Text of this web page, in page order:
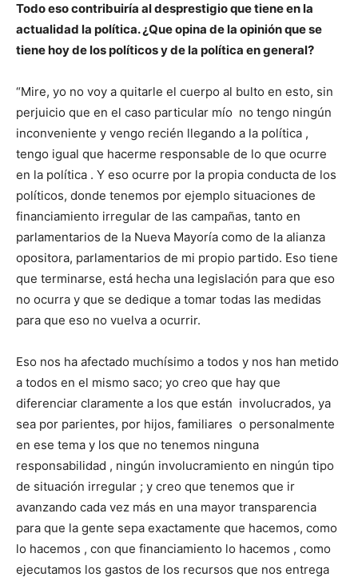
Todo eso contribuiría al desprestigio que tiene en la
actualidad la política. ¿Que opina de la opinión que se
tiene hoy de los políticos y de la política en general?
“Mire, yo no voy a quitarle el cuerpo al bulto en esto, sin
perjuicio que en el caso particular mío no tengo ningún
inconveniente y vengo recién llegando a la política ,
tengo igual que hacerme responsable de lo que ocurre
en la política . Y eso ocurre por la propia conducta de los
políticos, donde tenemos por ejemplo situaciones de
financiamiento irregular de las campañas, tanto en
parlamentarios de la Nueva Mayoría como de la alianza
opositora, parlamentarios de mi propio partido. Eso tiene
que terminarse, está hecha una legislación para que eso
no ocurra y que se dedique a tomar todas las medidas
para que eso no vuelva a ocurrir.
Eso nos ha afectado muchísimo a todos y nos han metido
a todos en el mismo saco; yo creo que hay que
diferenciar claramente a los que están involucrados, ya
sea por parientes, por hijos, familiares o personalmente
en ese tema y los que no tenemos ninguna
responsabilidad , ningún involucramiento en ningún tipo
de situación irregular ; y creo que tenemos que ir
avanzando cada vez más en una mayor transparencia
para que la gente sepa exactamente que hacemos, como
lo hacemos , con que financiamiento lo hacemos , como
ejecutamos los gastos de los recursos que nos entrega